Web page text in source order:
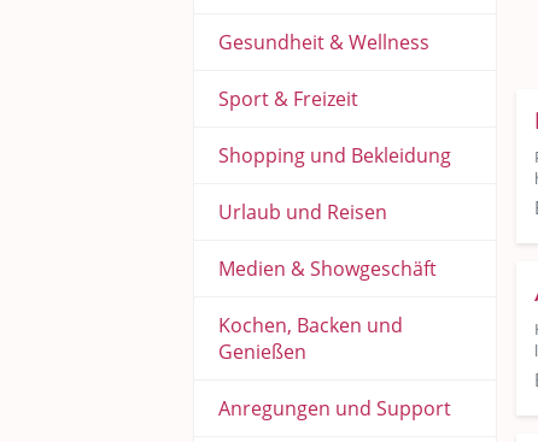
Gesundheit & Wellness
Sport & Freizeit
Shopping und Bekleidung
Urlaub und Reisen
Medien & Showgeschäft
Kochen, Backen und
Genießen
Anregungen und Support